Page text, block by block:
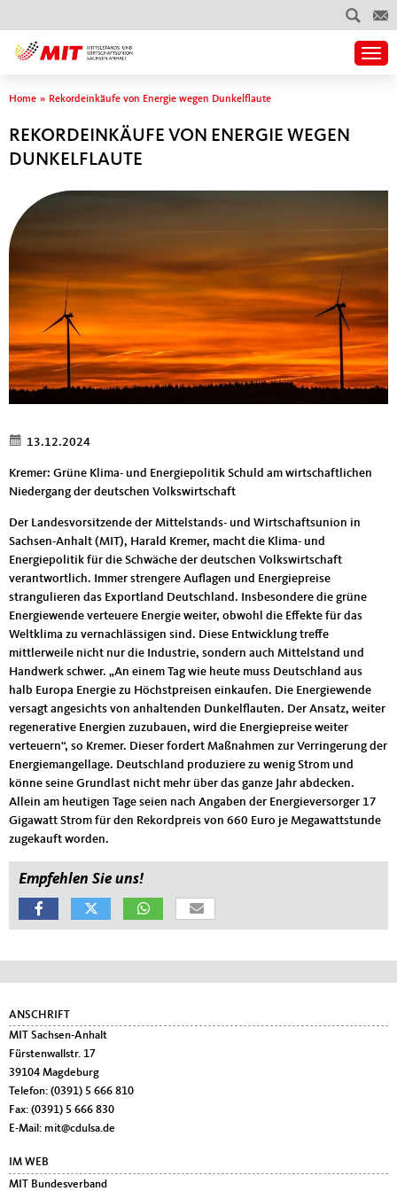
Sie sind hier
Home » Rekordeinkäufe von Energie wegen Dunkelflaute
REKORDEINKÄUFE VON ENERGIE WEGEN
DUNKELFLAUTE
13.12.2024
Kremer: Grüne Klima- und Energiepolitik Schuld am wirtschaftlichen
Niedergang der deutschen Volkswirtschaft
Der Landesvorsitzende der Mittelstands- und Wirtschaftsunion in
Sachsen-Anhalt (MIT), Harald Kremer, macht die Klima- und
Energiepolitik für die Schwäche der deutschen Volkswirtschaft
verantwortlich. Immer strengere Auflagen und Energiepreise
strangulieren das Exportland Deutschland. Insbesondere die grüne
Energiewende verteuere Energie weiter, obwohl die Effekte für das
Weltklima zu vernachlässigen sind. Diese Entwicklung treffe
mittlerweile nicht nur die Industrie, sondern auch Mittelstand und
Handwerk schwer. „An einem Tag wie heute muss Deutschland aus
halb Europa Energie zu Höchstpreisen einkaufen. Die Energiewende
versagt angesichts von anhaltenden Dunkelflauten. Der Ansatz, weiter
regenerative Energien zuzubauen, wird die Energiepreise weiter
verteuern“, so Kremer. Dieser fordert Maßnahmen zur Verringerung der
Energiemangellage. Deutschland produziere zu wenig Strom und
könne seine Grundlast nicht mehr über das ganze Jahr abdecken.
Allein am heutigen Tage seien nach Angaben der Energieversorger 17
Gigawatt Strom für den Rekordpreis von 660 Euro je Megawattstunde
zugekauft worden.
Empfehlen Sie uns!
Fußbereich
ANSCHRIFT
MIT Sachsen-Anhalt
Fürstenwallstr. 17
39104 Magdeburg
Telefon: (0391) 5 666 810
Fax: (0391) 5 666 830
E-Mail: mit@cdulsa.de
IM WEB
MIT Bundesverband